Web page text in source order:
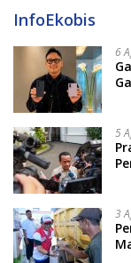
InfoEkobis
6
5
3